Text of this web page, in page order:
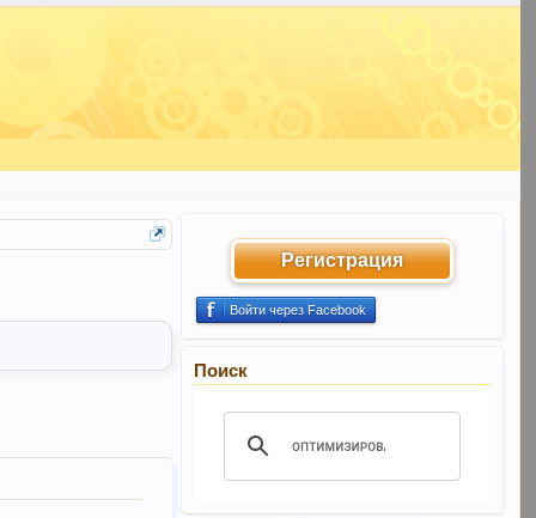
Регистрация
Войти через Facebook
Поиск